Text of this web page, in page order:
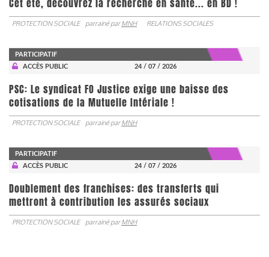
Cet été, découvrez la recherche en santé... en BD !
PROTECTION SOCIALE parrainé parMNH RELATIONS SOCIALES
PARTICIPATIF
ACCÈS PUBLIC
24 / 07 / 2026
PSC: Le syndicat FO Justice exige une baisse des
cotisations de la Mutuelle Intériale !
PROTECTION SOCIALE parrainé parMNH
PARTICIPATIF
ACCÈS PUBLIC
24 / 07 / 2026
Doublement des franchises: des transferts qui
mettront à contribution les assurés sociaux
PROTECTION SOCIALE parrainé parMNH